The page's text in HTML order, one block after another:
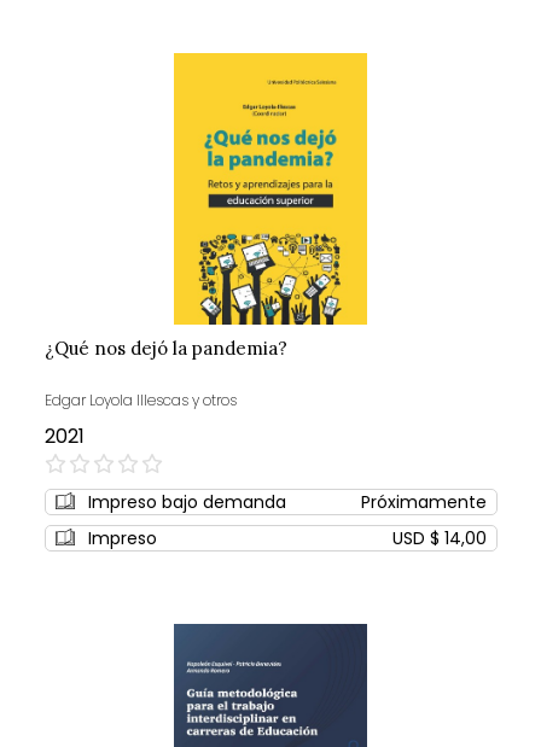
¿Qué nos dejó la pandemia?
Edgar Loyola Illescas y otros
2021
0%
Impreso bajo demanda
Próximamente
Impreso
USD $ 14,00